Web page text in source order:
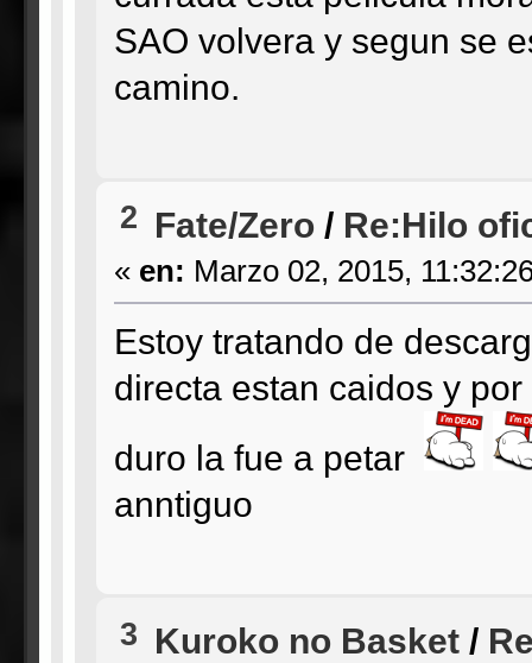
SAO volvera y segun se
camino.
2 Fate/Zero/ Re:Hilo
« en: Marzo 02, 2015,
Estoy tratando de
directa estan caidos y
duro la fue a petar
anntiguo
3 Kuroko no Basket/